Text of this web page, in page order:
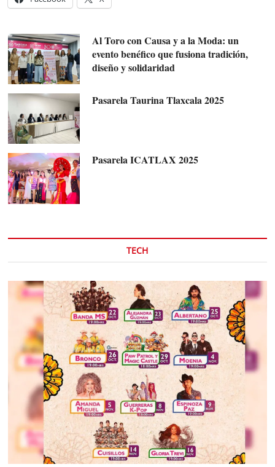
Al Toro con Causa y a la Moda: un
evento benéfico que fusiona tradición,
diseño y solidaridad
Pasarela Taurina Tlaxcala 2025
Pasarela ICATLAX 2025
TECH